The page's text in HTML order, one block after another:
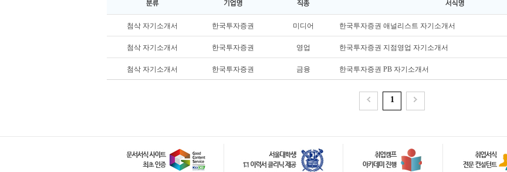
첨삭 자기소개서 한국투자증권 미디어 한국투자증권 애널리스트 자기소개서
첨삭 자기소개서 한국투자증권 영업 한국투자증권 지점영업 자기소개서
첨삭 자기소개서 한국투자증권 금융 한국투자증권 PB 자기소개서
1